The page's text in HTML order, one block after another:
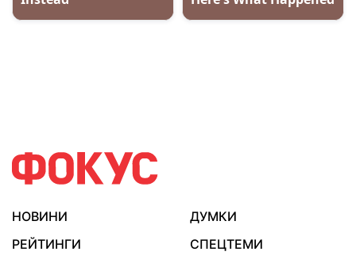
НОВИНИ
ДУМКИ
РЕЙТИНГИ
СПЕЦТЕМИ